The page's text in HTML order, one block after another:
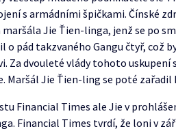
s armádními špičkami. Čínské
maršála Jie Ťien-linga, jenž se po
o pád takzvaného Gangu čtyř, což
Za dvouleté vlády tohoto
Maršál Jie Ťien-ling se poté zařadil
Financial Times ale Jie v
Financial Times tvrdí, že loni v